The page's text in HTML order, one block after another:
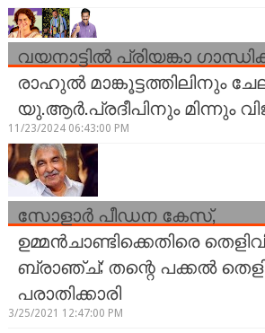
വയനാട്ടിൽ പ്രിയങ്കാ
രാഹുൽ മാങ്കൂട്ടത്തിലിനും
യു.ആർ.പ്രദീപിനും മിന്നും
11/23/2024 06:43:00 PM
സോളാർ പീഡന കേസ്,
ഉമ്മൻചാണ്ടിക്കെതിരെ
ബ്രാഞ്ച്; തന്റെ പക്കൽ
പരാതിക്കാരി
3/25/2021 12:47:00 PM